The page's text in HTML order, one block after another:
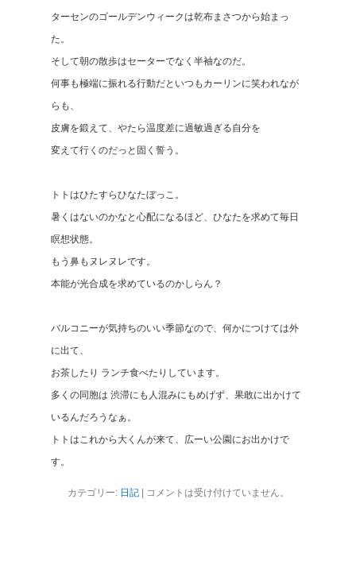
ターセンのゴールデンウィークは乾布まさつから始まっ
た。
そして朝の散歩はセーターでなく半袖なのだ。
何事も極端に振れる行動だといつもカーリンに笑われなが
らも、
皮膚を鍛えて、やたら温度差に過敏過ぎる自分を
変えて行くのだっと固く誓う。
トトはひたすらひなたぼっこ。
暑くはないのかなと心配になるほど、ひなたを求めて毎日
瞑想状態。
もう鼻もヌレヌレです。
本能が光合成を求めているのかしらん？
バルコニーが気持ちのいい季節なので、何かにつけては外
に出て、
お茶したり ランチ食べたりしています。
多くの同胞は 渋滞にも人混みにもめげず、果敢に出かけて
いるんだろうなぁ。
トトはこれから大くんが来て、広ーい公園にお出かけで
す。
カテゴリー: 日記| コメントは受け付けていません。